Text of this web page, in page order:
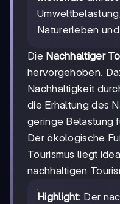
Naturerleben
Die Nachhaltiger
hervorgehoben.
Nachhaltigkeit
die Erhaltung des
geringe Belastung
Der ökologische
Tourismus liegt
nachhaltigen
Highlight: Der